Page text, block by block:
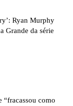
Ryan Murphy
Grande da série
“fracassou como